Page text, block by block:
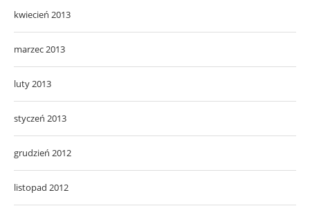
kwiecień 2013
marzec 2013
luty 2013
styczeń 2013
grudzień 2012
listopad 2012